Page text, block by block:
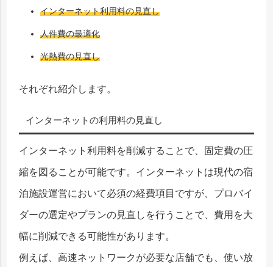
インターネット利用料の見直し
人件費の最適化
光熱費の見直し
それぞれ紹介します。
インターネットの利用料の見直し
インターネット利用料を削減することで、固定費の圧
縮を図ることが可能です。インターネットは現代の宿
泊施設運営において必須の経費項目ですが、プロバイ
ダーの選定やプランの見直しを行うことで、費用を大
幅に削減できる可能性があります。
例えば、高速ネットワークが必要な店舗でも、使い放